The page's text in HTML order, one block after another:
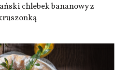
chlebek bananowy z